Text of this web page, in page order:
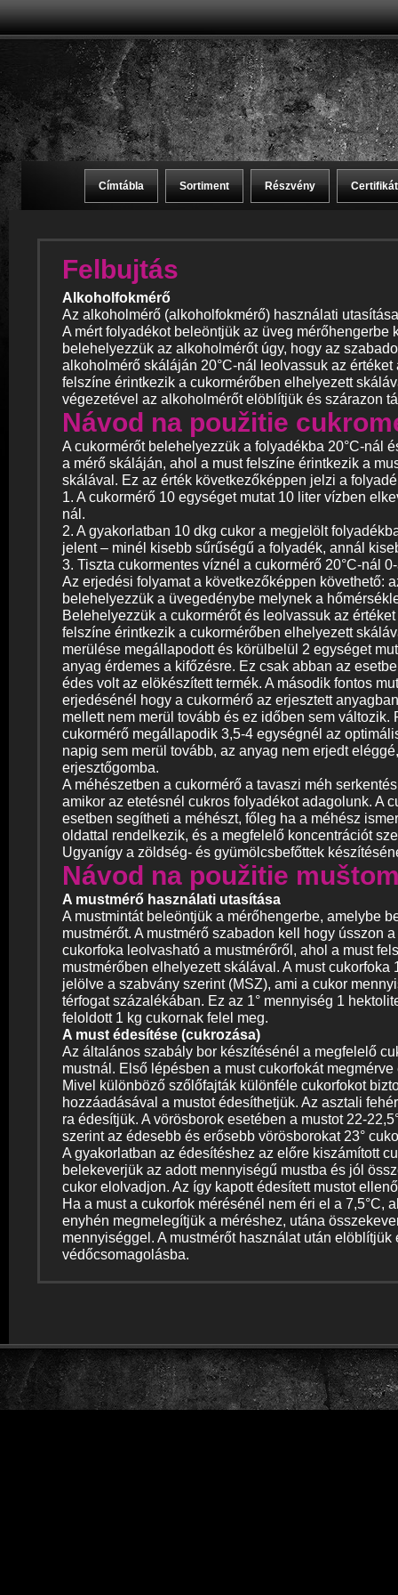
Címtábla Sortiment Részvény
Felbujtás
Alkoholfokmérő
Az alkoholmérő (alkoholfokmérő) használati utasítása
A mért folyadékot beleöntjük az üveg mérőhengerbe
belehelyezzük az alkoholmérőt úgy, hogy az
alkoholmérő skáláján 20°C-nál leolvassuk az értéket
felszíne érintkezik a cukormérőben elhelyezett
végezetével az alkoholmérőt elöblítjük és szárazon
Návod na použitie
A cukormérőt belehelyezzük a folyadékba 20°C-nál
a mérő skáláján, ahol a must felszíne érintkezik a
skálával. Ez az érték következőképpen jelzi a
1. A cukormérő 10 egységet mutat 10 liter vízben
nál.
2. A gyakorlatban 10 dkg cukor a megjelölt
jelent – minél kisebb sűrűségű a folyadék, annál
3. Tiszta cukormentes víznél a cukormérő 20°C-nál
Az erjedési folyamat a következőképpen követhető:
belehelyezzük a üvegedénybe melynek a
Belehelyezzük a cukormérőt és leolvassuk az
felszíne érintkezik a cukormérőben elhelyezett
merülése megállapodott és körülbelül 2 egységet
anyag érdemes a kifőzésre. Ez csak abban az
édes volt az elökészített termék. A második fontos
erjedésénél hogy a cukormérő az erjesztett
mellett nem merül tovább és ez időben sem változik.
cukormérő megállapodik 3,5-4 egységnél az
napig sem merül tovább, az anyag nem erjedt
erjesztőgomba.
A méhészetben a cukormérő a tavaszi méh
amikor az etetésnél cukros folyadékot adagolunk. A
esetben segítheti a méhészt, főleg ha a méhész
oldattal rendelkezik, és a megfelelő koncentrációt
Ugyanígy a zöldség- és gyümölcsbefőttek
Návod na použitie
A mustmérő használati utasítása
A mustmintát beleöntjük a mérőhengerbe, amelybe
mustmérőt. A mustmérő szabadon kell hogy ússzon
cukorfoka leolvasható a mustmérőről, ahol a must
mustmérőben elhelyezett skálával. A must cukorfoka
jelölve a szabvány szerint (MSZ), ami a cukor
térfogat százalékában. Ez az 1° mennyiség 1
feloldott 1 kg cukornak felel meg.
A must édesítése (cukrozása)
Az általános szabály bor készítésénél a megfelelő
mustnál. Első lépésben a must cukorfokát
Mivel különböző szőlőfajták különféle cukorfokot
hozzáadásával a mustot édesíthetjük. Az asztali
ra édesítjük. A vörösborok esetében a mustot 22-
szerint az édesebb és erősebb vörösborokat 23°
A gyakorlatban az édesítéshez az előre kiszámított
belekeverjük az adott mennyiségű mustba és jól
cukor elolvadjon. Az így kapott édesített mustot
Ha a must a cukorfok mérésénél nem éri el a 7,5°C,
enyhén megmelegítjük a méréshez, utána
mennyiséggel. A mustmérőt használat után
védőcsomagolásba.